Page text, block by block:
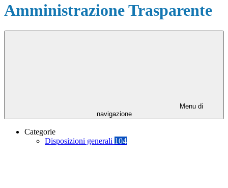
Amministrazione Trasparente
Menu di
navigazione
Categorie
Disposizioni generali 104